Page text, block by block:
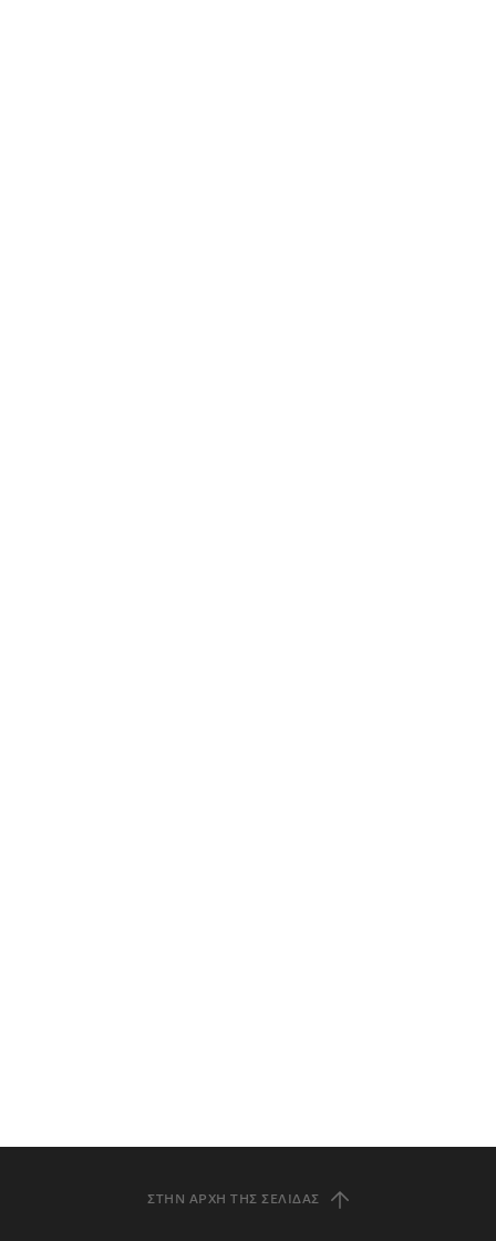
ΣΤΗΝ ΑΡΧΉ ΤΗΣ ΣΕΛΊΔΑΣ